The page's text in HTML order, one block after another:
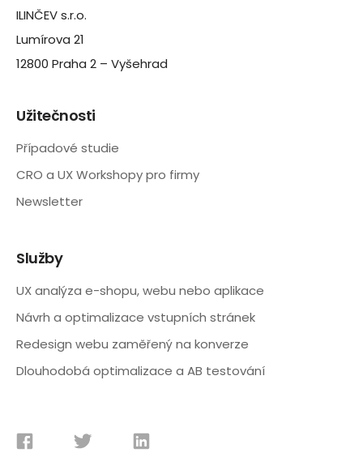
ILINČEV s.r.o.
Lumírova 21
12800 Praha 2 – Vyšehrad
Užitečnosti
Případové studie
CRO a UX Workshopy pro firmy
Newsletter
Služby
UX analýza e-shopu, webu nebo aplikace
Návrh a optimalizace vstupních stránek
Redesign webu zaměřený na konverze
Dlouhodobá optimalizace a AB testování